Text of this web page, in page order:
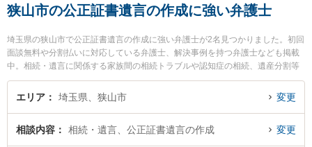
狭山市の公正証書遺言の作成に強い弁護士
埼玉県の狭山市で公正証書遺言の作成に強い弁護士が2名見つかりました。初回
面談無料や分割払いに対応している弁護士、解決事例を持つ弁護士なども掲載
中。相続・遺言に関係する家族間の相続トラブルや認知症の相続、遺産分割等
の細かな分野での絞り込み検索もでき便利です。特に小原・岡本法律事務所の
岡本 聡治弁護士や田島遼一法律事務所の田島 遼一弁護士のプロフィール情報や
言の作成のトラブル解決の実績豊富な近くの弁護士を検索したい』『初回相談
無料で公正証書遺言の作成を法律相談できる狭山市内の弁護士に相談予約した
エリア 埼玉県、狭山市 変更
相談内容 相続・遺言、公正証書遺言の作成 変更